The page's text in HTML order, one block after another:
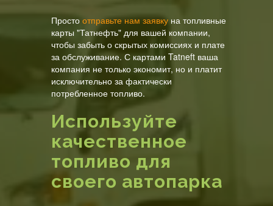
Просто отправьте нам заявку на топливные
карты "Татнефть" для вашей компании,
чтобы забыть о скрытых комиссиях и плате
за обслуживание. С картами Tatneft ваша
компания не только экономит, но и платит
исключительно за фактически
потребленное топливо.
Используйте
качественное
топливо для
своего автопарка